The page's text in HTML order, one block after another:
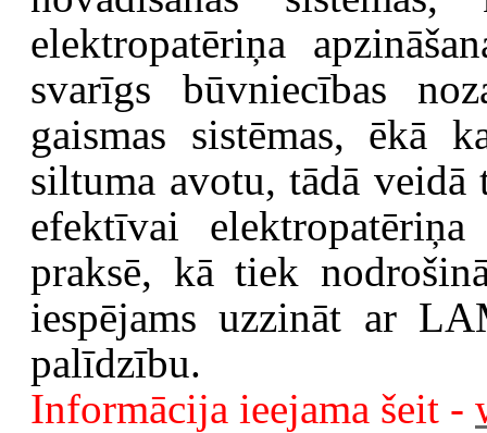
elektropatēriņa
svarīgs būvniecības
gaismas sistēmas, ēkā
siltuma avotu, tādā
efektīvai
praksē, kā tiek
iespējams uzzināt ar
palīdzību.
Informācija ieejama šeit -